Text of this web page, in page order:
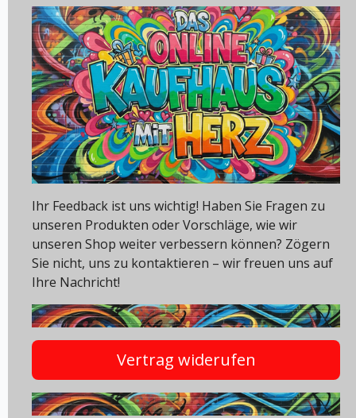
Ihr Feedback ist uns wichtig! Haben Sie Fragen zu
unseren Produkten oder Vorschläge, wie wir
unseren Shop weiter verbessern können? Zögern
Sie nicht, uns zu kontaktieren – wir freuen uns auf
Ihre Nachricht!
Vertrag widerufen